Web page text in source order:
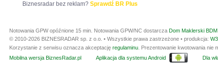
Biznesradar bez reklam? Sprawdź BR Plus
Notowania GPW opóźnione 15 min. Notowania GPW/NC dostarcza Dom Maklerski
© 2010-2026 BIZNESRADAR sp. z o.o. • Wszystkie prawa zastrzeżone • produkcja:
Korzystanie z serwisu oznacza akceptację regulaminu . Prezentowanie kwotowania
Mobilna wersja BiznesRadar.pl
Aplikacja dla systemu Android Dla